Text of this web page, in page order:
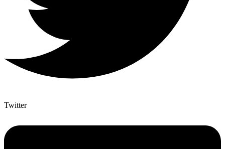
Twitter